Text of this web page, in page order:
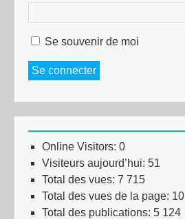
Se souvenir de moi
Se connecter
Online Visitors: 0
Visiteurs aujourd’hui: 51
Total des vues: 7 715
Total des vues de la page: 10
Total des publications: 5 124